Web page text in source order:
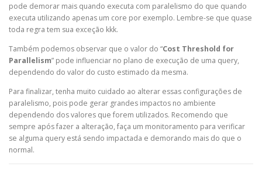
pode demorar mais quando executa com paralelismo do que quando
executa utilizando apenas um core por exemplo. Lembre-se que quase
toda regra tem sua exceção kkk.
Também podemos observar que o valor do “Cost Threshold for
Parallelism” pode influenciar no plano de execução de uma query,
dependendo do valor do custo estimado da mesma.
Para finalizar, tenha muito cuidado ao alterar essas configurações de
paralelismo, pois pode gerar grandes impactos no ambiente
dependendo dos valores que forem utilizados. Recomendo que
sempre após fazer a alteração, faça um monitoramento para verificar
se alguma query está sendo impactada e demorando mais do que o
normal.